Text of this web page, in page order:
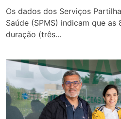
Os dados dos Serviços
Saúde (SPMS) indicam que
duração (três...